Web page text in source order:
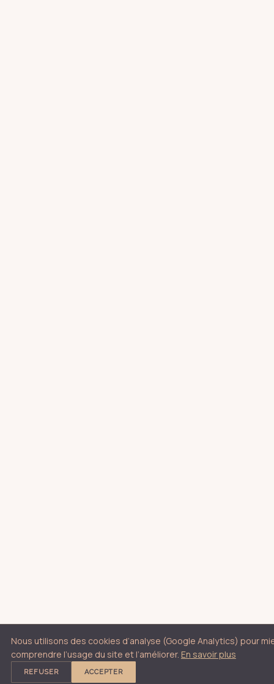
Nous utilisons des cookies d’analyse (Google Analytics) pour
comprendre l’usage du site et l’améliorer. En savoir plus
REFUSER ACCEPTER